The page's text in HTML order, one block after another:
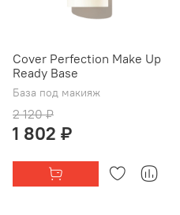
Cover Perfection Make Up
Ready Base
База под макияж
2 120 ₽
1 802 ₽